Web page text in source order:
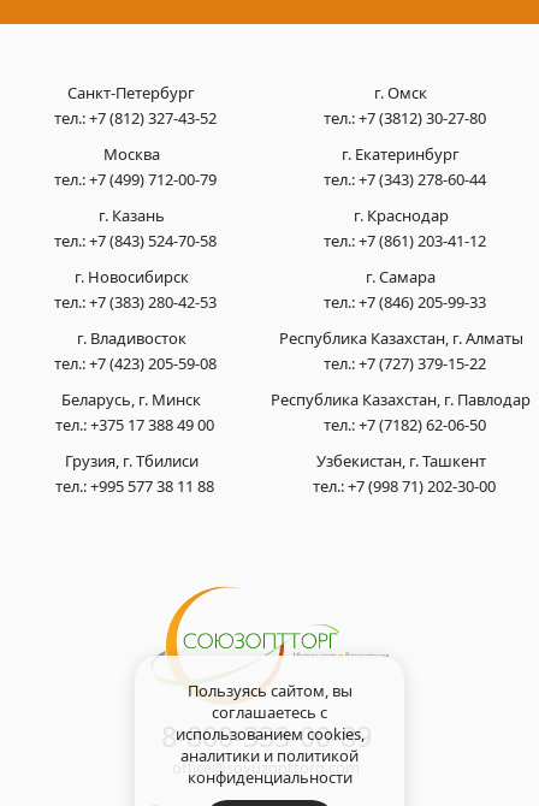
Санкт-Петербург
тел.:+7 (812) 327-43-52
Москва
тел.:+7 (499) 712-00-79
г. Казань
тел.:+7 (843) 524-70-58
г. Новосибирск
тел.:+7 (383) 280-42-53
г. Омск
тел.:+7 (3812) 30-27-80
г. Екатеринбург
тел.:+7 (343) 278-60-44
г. Краснодар
тел.:+7 (861) 203-41-12
г. Самара
тел.:+7 (846) 205-99-33
г. Владивосток
тел.:+7 (423) 205-59-08
Беларусь, г. Минск
тел.:+375 17 388 49 00
Грузия, г. Тбилиси
тел.:+995 577 38 11 88
Республика Казахстан, г. Алматы
тел.:+7 (727) 379-15-22
Республика Казахстан, г. Павлодар
тел.:+7 (7182) 62-06-50
Узбекистан, г. Ташкент
тел.:+7 (998 71) 202-30-00
8-800-333-00-89
office@soyuzopttorg.com
Пользуясь сайтом, вы
соглашаетесь с
использованием cookies,
аналитики и политикой
конфиденциальности